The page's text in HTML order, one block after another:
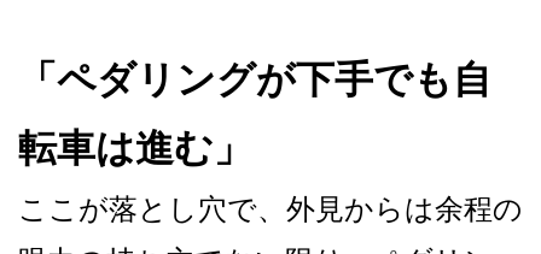
「ペダリングが下手でも自
転車は進む」
ここが落とし穴で、外見からは余程の